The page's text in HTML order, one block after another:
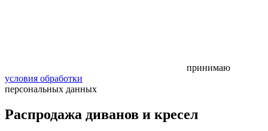
принимаю
условия обработки
персональных данных
Распродажа диванов и кресел